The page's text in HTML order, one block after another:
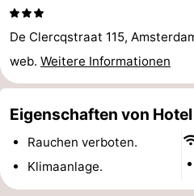
Experiences
Dörfer
&
Städte
Führungen
Sport
-
Radfahren
Wandern
Unterhaltung
De Clercqstraat 115,
web. Weitere Informationen
Eigenschaften von
Rauchen verboten.
Klimaanlage.